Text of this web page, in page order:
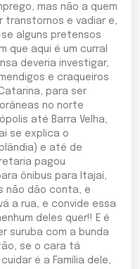
mas não a quem
transtornos e vadiar e,
alguns pretensos
que aqui é um curral
deveria investigar,
e craqueiros
para ser
no norte
até Barra Velha,
se explica o
e até de
pagou
ônibus para Itajaí,
não dão conta, e
a rua, e convide essa
deles quer!! E é
suruba com a bunda
se o cara tá
é a Família dele,